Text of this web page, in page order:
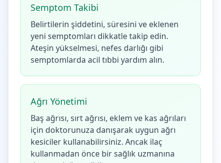
Semptom Takibi
Belirtilerin şiddetini, süresini ve eklenen
yeni semptomları dikkatle takip edin.
Ateşin yükselmesi, nefes darlığı gibi
semptomlarda acil tıbbi yardım alın.
Ağrı Yönetimi
Baş ağrısı, sırt ağrısı, eklem ve kas ağrıları
için doktorunuza danışarak uygun ağrı
kesiciler kullanabilirsiniz. Ancak ilaç
kullanmadan önce bir sağlık uzmanına